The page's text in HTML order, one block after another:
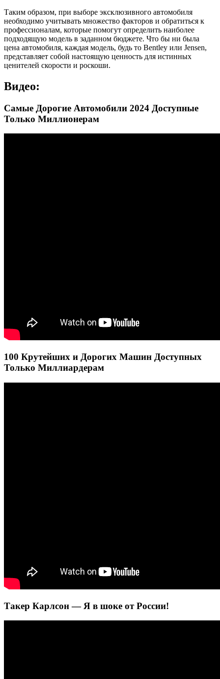
Таким образом, при выборе эксклюзивного автомобиля
необходимо учитывать множество факторов и обратиться к
профессионалам, которые помогут определить наиболее
подходящую модель в заданном бюджете. Что бы ни была
цена автомобиля, каждая модель, будь то Bentley или Jensen,
представляет собой настоящую ценность для истинных
ценителей скорости и роскоши.
Видео:
Самые Дорогие Автомобили 2024 Доступные
Только Миллионерам
100 Крутейших и Дорогих Машин Доступных
Только Миллиардерам
Такер Карлсон — Я в шоке от России!